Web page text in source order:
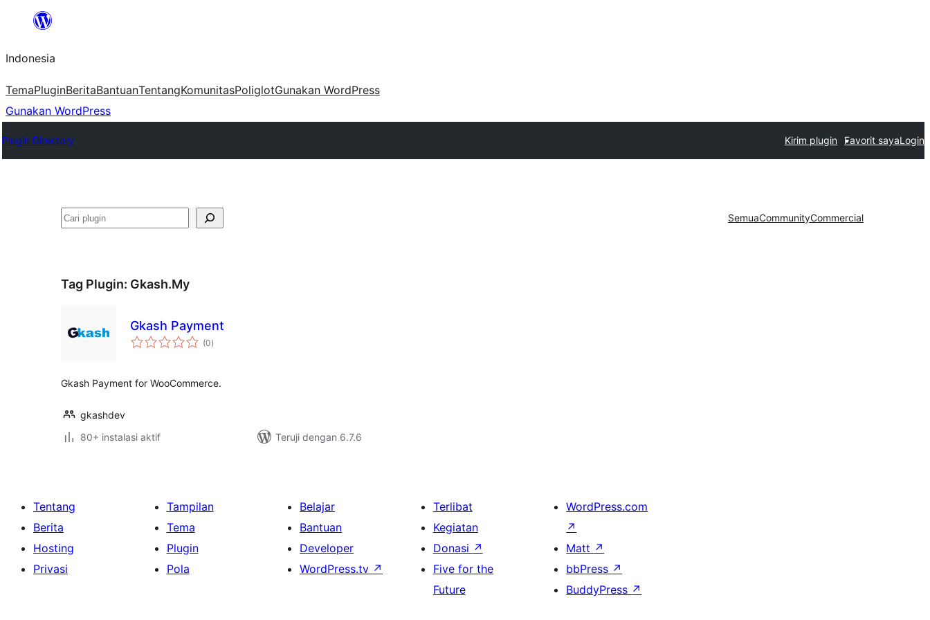
Lewati
konten
Indonesia
TemaPluginBeritaBantuanTentangKomunitasPoliglotGunakan WordPress
Gunakan WordPress
Plugin Directory Kirim plugin Favorit sayaLogin
Cari SemuaCommunityCommercial
Tag Plugin: Gkash.My
Gkash Payment
(0total
rating
)
Gkash Payment for WooCommerce.
gkashdev
80+ instalasi aktif
Teruji dengan 6.7.6
Tentang
Berita
Hosting
Privasi
Tampilan
Tema
Plugin
Pola
Belajar
Bantuan
Developer
WordPress.tv ↗
Terlibat
Kegiatan
Donasi ↗
Five for the
Future
WordPress.com
↗
Matt ↗
bbPress ↗
BuddyPress ↗